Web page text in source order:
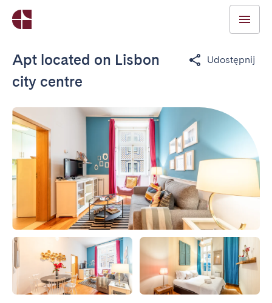
Apt located on Lisbon
city centre
Udostępnij